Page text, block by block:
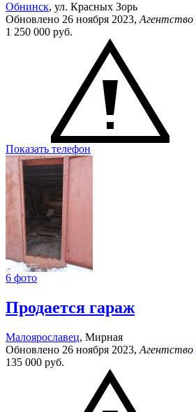
Обнинск, ул. Красных Зорь
Обновлено 26 ноября 2023, Агентство
1 250 000 руб.
Показать телефон
6 фото
Продается гараж
Малоярославец, Мирная
Обновлено 26 ноября 2023, Агентство
135 000 руб.